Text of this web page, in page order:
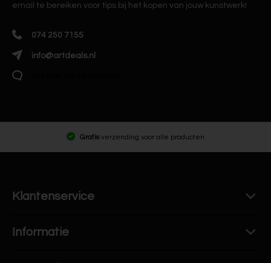
email te bereiken voor tips bij het kopen van jouw kunstwerk!
074 250 7155
info@artdeals.nl
Gratis verzending voor alle producten
Klantenservice
Informatie